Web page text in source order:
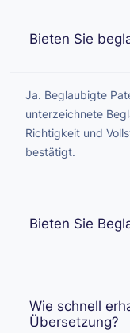
Bieten Sie
Ja. Beglaubigte
unterzeichnete
Richtigkeit und
bestätigt.
Bieten Sie
Wie schnell
Übersetzung?